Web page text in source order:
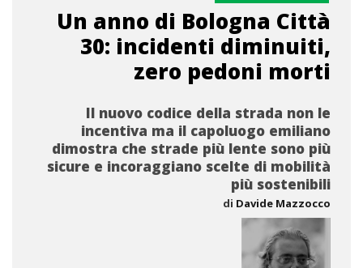
Un anno di Bologna Città
30: incidenti diminuiti,
zero pedoni morti
Il nuovo codice della strada non le
incentiva ma il capoluogo emiliano
dimostra che strade più lente sono più
sicure e incoraggiano scelte di mobilità
più sostenibili
di Davide Mazzocco